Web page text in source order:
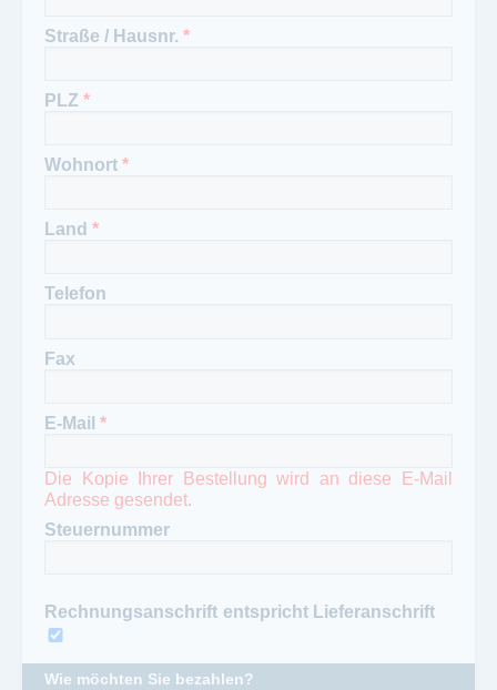
Straße / Hausnr. *
PLZ *
Wohnort *
Land *
Telefon
Fax
E-Mail *
Die Kopie Ihrer Bestellung wird an diese E-Mail
Adresse gesendet.
Steuernummer
Rechnungsanschrift entspricht Lieferanschrift
Wie möchten Sie bezahlen?